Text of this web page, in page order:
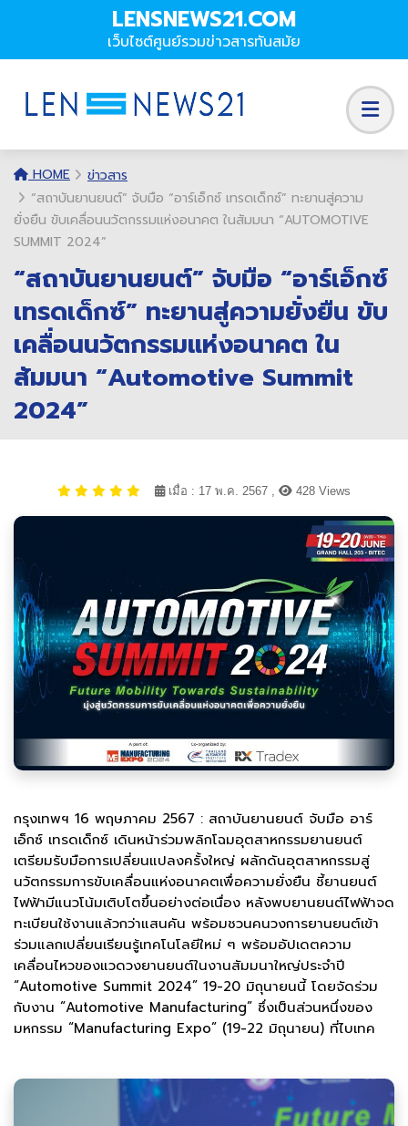
LENSNEWS21.COM
เว็บไซต์ศูนย์รวมข่าวสารทันสมัย
HOME
ข่าวสาร
“สถาบันยานยนต์” จับมือ “อาร์เอ็กซ์ เทรดเด็กซ์” ทะยานสู่ความ
ยั่งยืน ขับเคลื่อนนวัตกรรมแห่งอนาคต ในสัมมนา “AUTOMOTIVE
SUMMIT 2024”
“สถาบันยานยนต์” จับมือ “อาร์เอ็กซ์
เทรดเด็กซ์” ทะยานสู่ความยั่งยืน ขับ
เคลื่อนนวัตกรรมแห่งอนาคต ใน
สัมมนา “Automotive Summit
2024”
เมื่อ : 17 พ.ค. 2567 , 428 Views
กรุงเทพฯ 16 พฤษภาคม 2567 : สถาบันยานยนต์ จับมือ อาร์
เอ็กซ์ เทรดเด็กซ์ เดินหน้าร่วมพลิกโฉมอุตสาหกรรมยานยนต์
เตรียมรับมือการเปลี่ยนแปลงครั้งใหญ่ ผลักดันอุตสาหกรรมสู่
นวัตกรรมการขับเคลื่อนแห่งอนาคตเพื่อความยั่งยืน ชี้ยานยนต์
ไฟฟ้ามีแนวโน้มเติบโตขึ้นอย่างต่อเนื่อง หลังพบยานยนต์ไฟฟ้าจด
ทะเบียนใช้งานแล้วกว่าแสนคัน พร้อมชวนคนวงการยานยนต์เข้า
ร่วมแลกเปลี่ยนเรียนรู้เทคโนโลยีใหม่ ๆ พร้อมอัปเดตความ
เคลื่อนไหวของแวดวงยานยนต์ในงานสัมมนาใหญ่ประจำปี
“Automotive Summit 2024” 19-20 มิถุนายนนี้ โดยจัดร่วม
กับงาน “Automotive Manufacturing” ซึ่งเป็นส่วนหนึ่งของ
มหกรรม “Manufacturing Expo” (19-22 มิถุนายน) ที่ไบเทค